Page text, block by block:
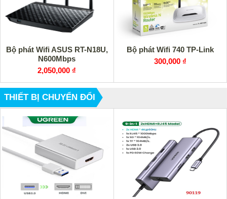
Bộ phát Wifi ASUS RT-N18U,
N600Mbps
2,050,000 ₫
Bộ phát Wifi 740 TP-Link
300,000 ₫
THIẾT BỊ CHUYỂN ĐỔI